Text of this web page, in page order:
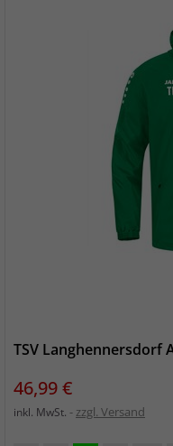
TSV Langhennersdorf
Preis
46,99 €
inkl. MwSt. zzgl. Versand